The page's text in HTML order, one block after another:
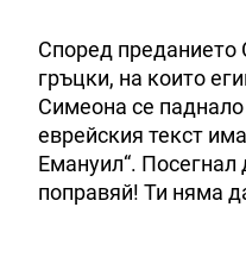
Според преданието
гръцки, на които
Симеона се паднало
еврейския текст
Емануил“. Посегнал
поправяй! Ти няма